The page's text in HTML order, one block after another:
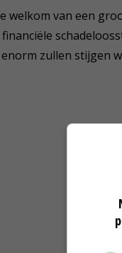
welkom van een
zullen stijgen